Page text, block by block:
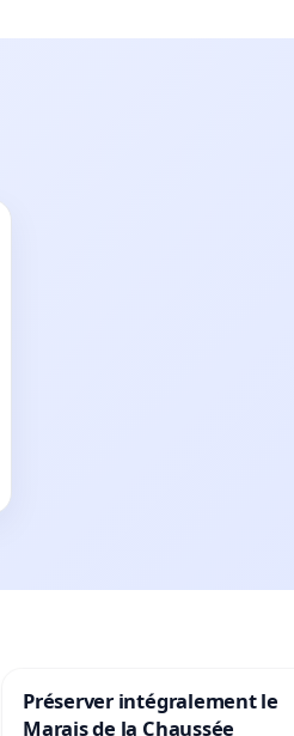
Préserver intégralement le
Marais de la Chaussée